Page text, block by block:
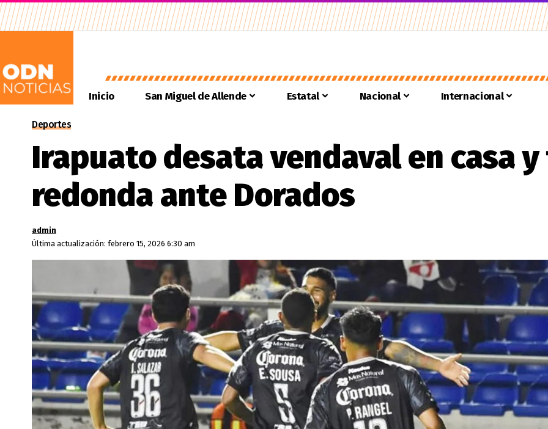
Inicio San Miguel de Allende Estatal Nacional Internacional
Deportes
Irapuato desata vendaval en casa
redonda ante Dorados
Última actualización: febrero 15, 2026 6:30 am
admin